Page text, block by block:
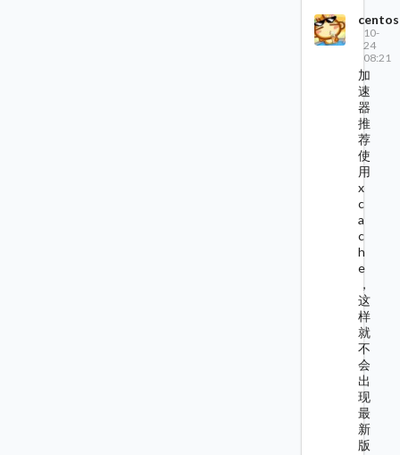
centos
10-
24
08:21
加
速
器
推
荐
使
用
x
c
a
c
h
e
，
这
样
就
不
会
出
现
最
新
版